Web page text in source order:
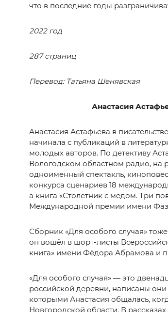
что в последние годы
2022 год
287 страниц
Перевод: Татьяна Шенявская
Анастасия
Анастасия Астафьева в
начинала с публикаций в
молодых авторов. По детективу
Вологодском областном радио, на
одноименный спектакль,
конкурса сценариев 18
а книга «Столетник с мёдом. Три
Международной премии имени
Сборник «Для особого случая»
он вошёл в шорт-листы
книга» имени Фёдора Абрамова и
«Для особого случая» — это
российской деревни, написаны
которыми Анастасия общалась,
Новгородской области. В